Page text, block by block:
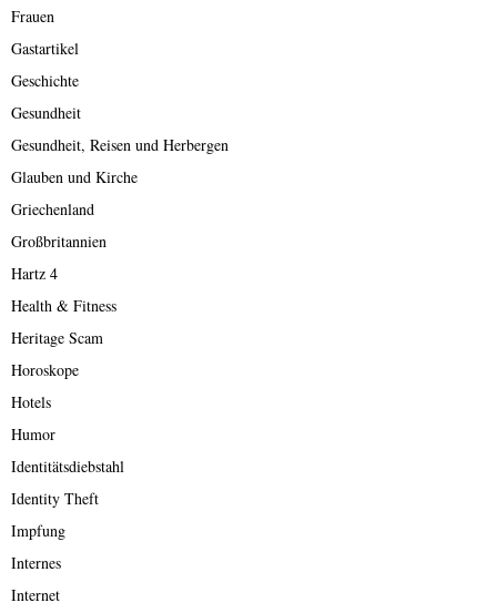
Frauen
Gastartikel
Geschichte
Gesundheit
Gesundheit, Reisen und Herbergen
Glauben und Kirche
Griechenland
Großbritannien
Hartz 4
Health & Fitness
Heritage Scam
Horoskope
Hotels
Humor
Identitätsdiebstahl
Identity Theft
Impfung
Internes
Internet